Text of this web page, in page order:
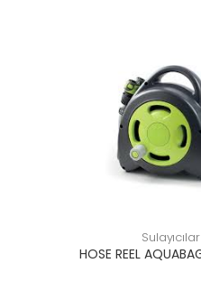
Sulayıcılar